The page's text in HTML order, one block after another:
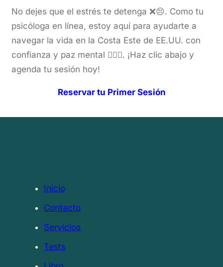
No dejes que el estrés te detenga ❌😣. Como tu
psicóloga en línea, estoy aquí para ayudarte a
navegar la vida en la Costa Este de EE.UU. con
confianza y paz mental 🧘‍♀️✨. ¡Haz clic abajo y
agenda tu sesión hoy!
Reservar tu Primer Sesión
Inicio
Contacto
Servicios
Tests